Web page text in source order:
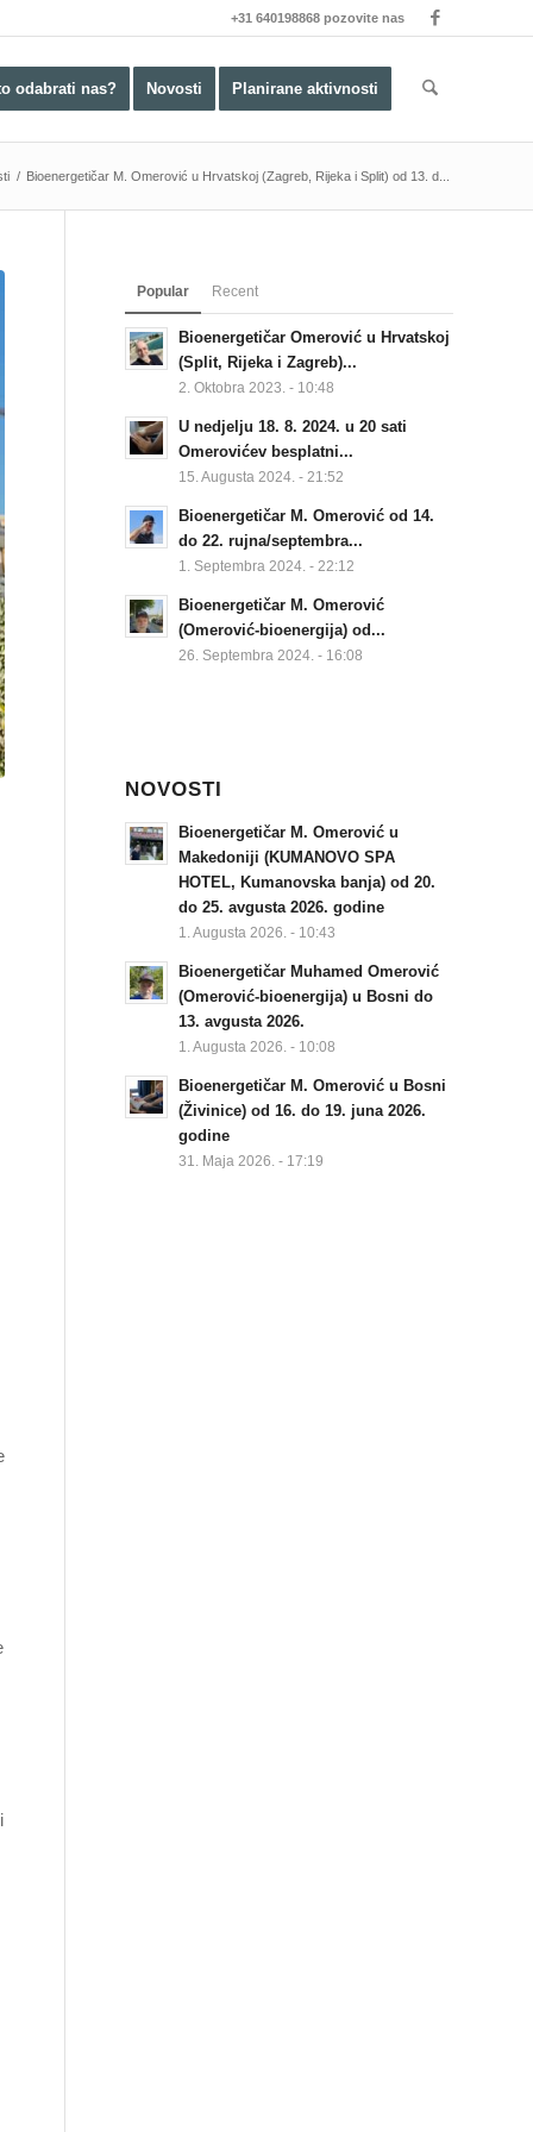
+31 640198868 pozovite nas
odabrati nas? Novosti Planirane aktivnosti
/ Bioenergetičar M. Omerović u Hrvatskoj (Zagreb, Rijeka i Split) od 13. d...
Popular Recent
Bioenergetičar Omerović u Hrvatskoj
(Split, Rijeka i Zagreb)...
2. Oktobra 2023. - 10:48
U nedjelju 18. 8. 2024. u 20 sati
Omerovićev besplatni...
15. Augusta 2024. - 21:52
Bioenergetičar M. Omerović od 14.
do 22. rujna/septembra...
1. Septembra 2024. - 22:12
Bioenergetičar M. Omerović
(Omerović-bioenergija) od...
26. Septembra 2024. - 16:08
NOVOSTI
Bioenergetičar M. Omerović u
Makedoniji (KUMANOVO SPA
HOTEL, Kumanovska banja) od 20.
do 25. avgusta 2026. godine
1. Augusta 2026. - 10:43
Bioenergetičar Muhamed Omerović
(Omerović-bioenergija) u Bosni do
13. avgusta 2026.
1. Augusta 2026. - 10:08
Bioenergetičar M. Omerović u Bosni
(Živinice) od 16. do 19. juna 2026.
godine
31. Maja 2026. - 17:19